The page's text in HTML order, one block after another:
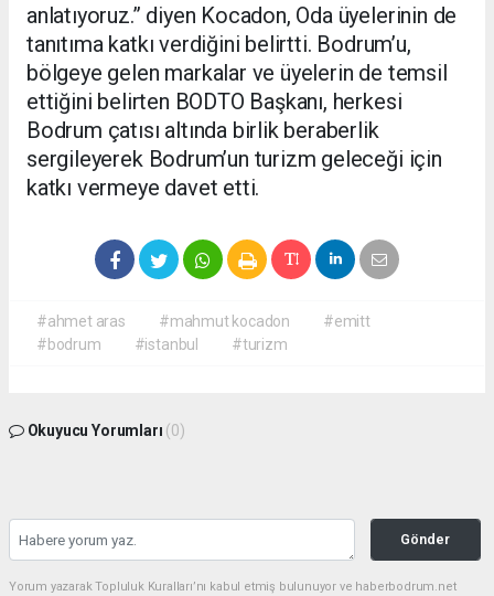
anlatıyoruz.” diyen Kocadon, Oda üyelerinin de
tanıtıma katkı verdiğini belirtti. Bodrum’u,
bölgeye gelen markalar ve üyelerin de temsil
ettiğini belirten BODTO Başkanı, herkesi
Bodrum çatısı altında birlik beraberlik
sergileyerek Bodrum’un turizm geleceği için
katkı vermeye davet etti.
#ahmet aras #mahmut kocadon
#emitt
#bodrum
#istanbul #turizm
Okuyucu Yorumları (0)
Gönder
Yorum yazarak Topluluk Kuralları’nı kabul etmiş bulunuyor ve haberbodrum.net